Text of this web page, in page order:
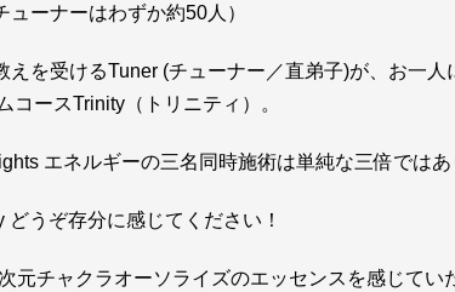
ューナーはわずか約50人）
えを受けるTuner (チューナー／直弟子)が、お一人
コースTrinity（トリニティ）。
エネルギーの三名同時施術は単純な三倍ではあ
うぞ存分に感じてください！
元チャクラオーソライズのエッセンスを感じてい